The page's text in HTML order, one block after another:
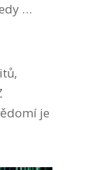
…
je